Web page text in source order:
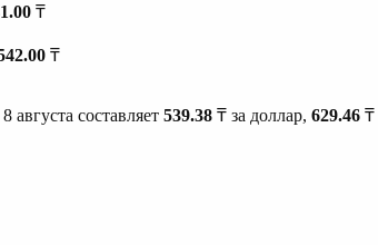
₸
₸
составляет 539.38 ₸ за доллар, 629.46 ₸